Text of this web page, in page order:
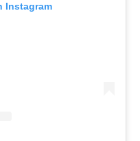
Instagram